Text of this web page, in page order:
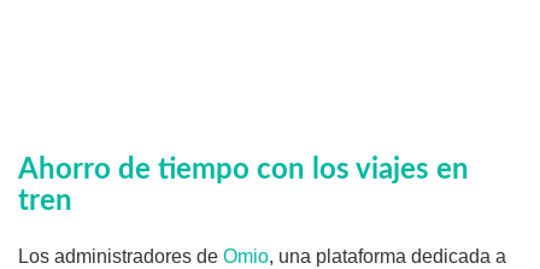
Ahorro de tiempo con los viajes en
tren
Los administradores de Omio, una plataforma dedicada a